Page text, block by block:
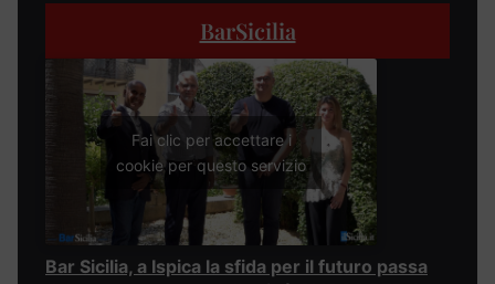
BarSicilia
Fai clic per accettare i
cookie per questo servizio
Bar Sicilia, a Ispica la sfida per il futuro passa